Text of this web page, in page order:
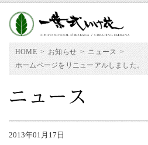
HOME > お知らせ > ニュース
>
ホームページをリニューアルしました。
2013年01月17日